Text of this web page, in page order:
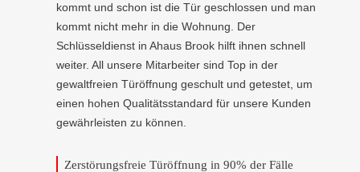
kommt und schon ist die Tür geschlossen und man
kommt nicht mehr in die Wohnung. Der
Schlüsseldienst in Ahaus Brook hilft ihnen schnell
weiter. All unsere Mitarbeiter sind Top in der
gewaltfreien Türöffnung geschult und getestet, um
einen hohen Qualitätsstandard für unsere Kunden
gewährleisten zu können.
Zerstörungsfreie Türöffnung in 90% der Fälle